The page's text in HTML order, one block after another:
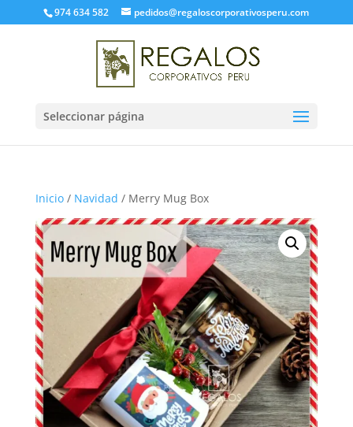
974 634 582 pedidos@regaloscorporativosperu.com
Seleccionar página
Inicio/ Navidad / Merry Mug Box